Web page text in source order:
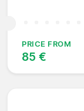
PRICE FROM
85 €